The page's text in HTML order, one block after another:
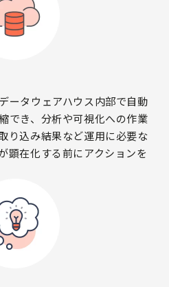
ータウェアハウス内部で自動
でき、分析や可視化への作業
り込み結果など運用に必要な
顕在化する前にアクションを